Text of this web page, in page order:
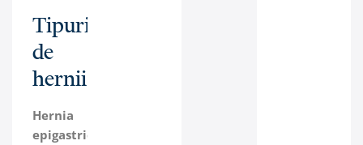
Tipuri
de
hernii
Hernia
epigastrica